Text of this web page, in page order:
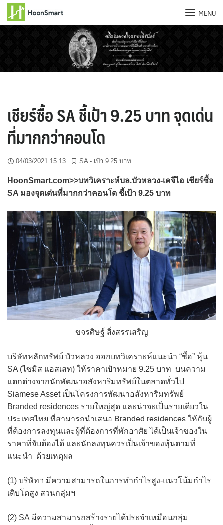
MENU
เชียร์ซื้อ SA ชี้เป้า 9.25 บาท จุดเด่น
ที่มากกว่าคอนโด
04/03/2021 15:13 SA - เป้า 9.25 บาท
HoonSmart.com>>บทวิเคราะห์บล.บัวหลวง-เคจีไอ เชียร์ซื้อ
SA มองจุดเด่นที่มากกว่าคอนโด ชี้เป้า 9.25 บาท
ขจรศิษฐ์ สิ่งสรรเสริญ
บริษัทหลักทรัพย์ บัวหลวง ออกบทวิเคราะห์แนะนำ “ซื้อ” หุ้น
SA (ไซมิส แอสเสท) ให้ราคาเป้าหมาย 9.25 บาท บนความ
แตกต่างจากนักพัฒนาอสังหาริมทรัพย์ในตลาดทั่วไป
Siamese Asset เป็นโครงการพัฒนาอสังหาริมทรัพย์
Branded residences รายใหญ่สุด และน่าจะเป็นรายเดียวใน
ประเทศไทย ที่สามารถนำเสนอ Branded residences ให้กับผู้
ที่ต้องการลงทุนและผู้ที่ต้องการที่พักอาศัย ได้เป็นเจ้าของใน
ราคาที่จับต้องได้ และนักลงทุนควรเป็นเจ้าของหุ้นตามที่
แนะนำ ด้วยเหตุผล
(1) บริษัทฯ มีความสามารถในการทำกำไรสูง-แนวโน้มกำไร
เติบโตสูง สวนกลุ่มฯ
(2) SA มีความสามารถสร้างรายได้ประจำเหมือนกลุ่ม